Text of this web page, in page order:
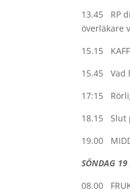
13.45 RP
överläkare
15.15
15.45 Vad
17:15
18.15 Slut
19.00
SÖNDAG 19
08.00